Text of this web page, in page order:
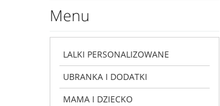
Menu
LALKI PERSONALIZOWANE
UBRANKA I DODATKI
MAMA I DZIECKO